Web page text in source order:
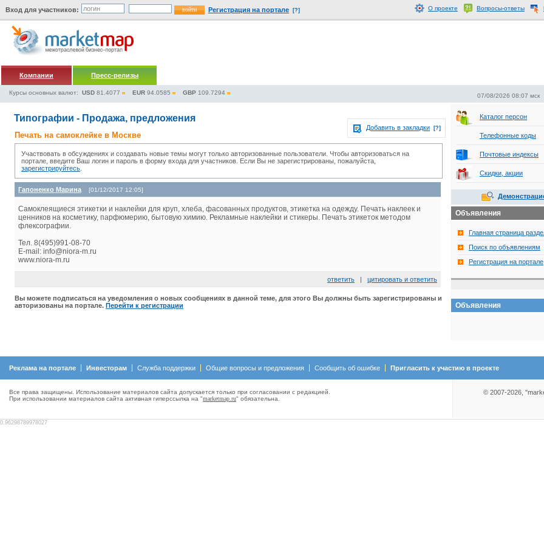
Вход для участников: Регистрация на портале [?] О проекте Вопросы-ответы
Компании Пресс-релизы
07/08/2026 08:07
Курсы основных валют: USD 81.4077 EUR 94.0585 GBP 109.7294
Типографии - Продажа, предложения
Добавить в закладки [?]
Печать на самоклейке в Москве
Участвовать в обсуждениях и создавать новые темы могут только авторизованные пользователи. Чтобы авторизоваться на
портале, введите Ваш логин и пароль в форму входа для участников. Если Вы не зарегистрированы, пожалуйста,
зарегистрируйтесь
Гапоненко Марина [01/12/2017 12:05]
Самоклеящиеся этикетки и наклейки для круп, хлеба, фасованных продуктов, этикетка на одежду. Печать наклеек и
ценников на косметику, парфюмерию, бытовую химию. Рекламные наклейки и стикеры. Печать этикеток методом
флексографии.
Тел. 8(495)991-08-70
E-mail: info@niora-m.ru
www.niora-m.ru
ответить | цитировать и ответить
Вы можете подписаться на уведомления о новых сообщениях в данной теме, для этого Вы должны быть зарегистрированы и
авторизованы на портале. Перейти к регистрации
Каталог персон
Телефонные коды
Почтовые индексы
Скидки, акции
Объявления
Главная страница
Поиск по объявлениям
Регистрация на портале
Объявления
Реклама на портале Инвесторам Служба поддержки Общие вопросы и предложения Сообщить об ошибке Пригласить к участию в проекте
© 2007-2026,
Все права защищены. Использование материалов сайта допускается только при согласовании с редакцией.
При использовании материалов сайта активная гиперсcылка на "marketmap.ru" обязательна.
0.96298789978027